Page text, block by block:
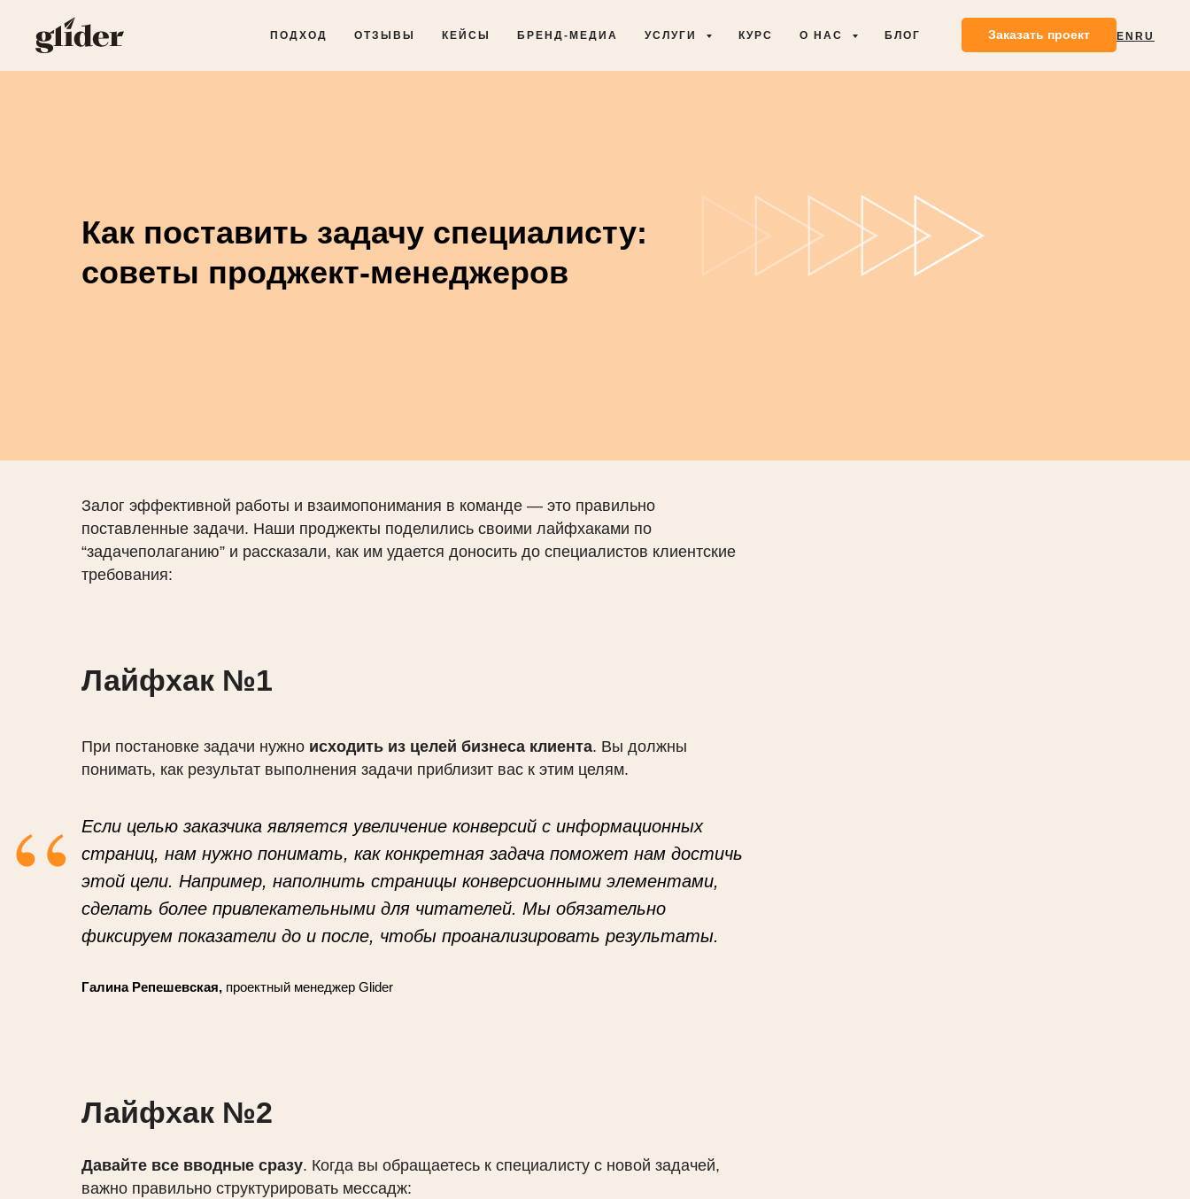
ПОДХОД ОТЗЫВЫ КЕЙСЫ БРЕНД-МЕДИА УСЛУГИ КУРС О НАС БЛОГ Заказать проект EN RU
Как поставить задачу специалисту:
советы проджект-менеджеров
Залог эффективной работы и взаимопонимания в команде ― это правильно
поставленные задачи. Наши проджекты поделились своими лайфхаками по
“задачеполаганию” и рассказали, как им удается доносить до специалистов клиентские
требования:
Лайфхак №1
При постановке задачи нужно исходить из целей бизнеса клиента. Вы должны
понимать, как результат выполнения задачи приблизит вас к этим целям.
“
Если целью заказчика является увеличение конверсий с информационных
страниц, нам нужно понимать, как конкретная задача поможет нам достичь
этой цели. Например, наполнить страницы конверсионными элементами,
сделать более привлекательными для читателей. Мы обязательно
фиксируем показатели до и после, чтобы проанализировать результаты.
Галина Репешевская, проектный менеджер Glider
Лайфхак №2
Давайте все вводные сразу. Когда вы обращаетесь к специалисту с новой задачей,
важно правильно структурировать мессадж: